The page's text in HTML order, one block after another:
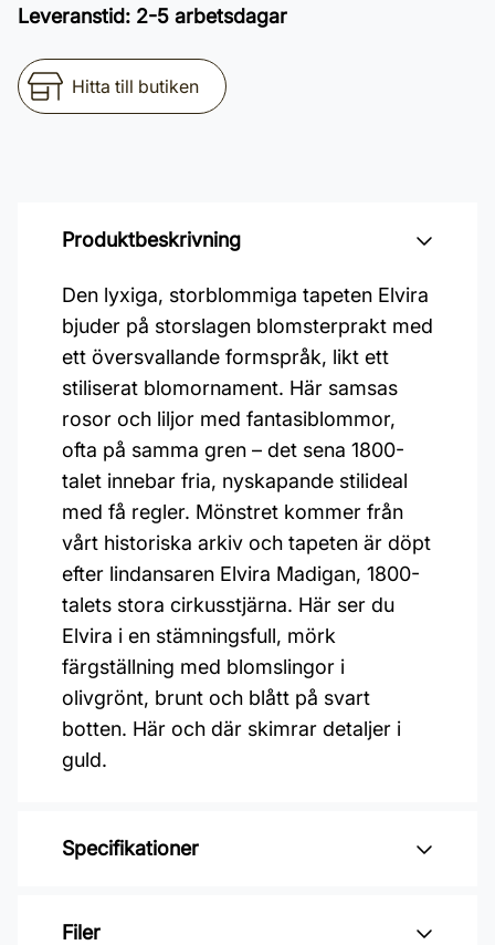
Leveranstid: 2-5 arbetsdagar
Hitta till butiken
Produktbeskrivning
Den lyxiga, storblommiga tapeten Elvira
bjuder på storslagen blomsterprakt med
ett översvallande formspråk, likt ett
stiliserat blomornament. Här samsas
rosor och liljor med fantasiblommor,
ofta på samma gren – det sena 1800-
talet innebar fria, nyskapande stilideal
med få regler. Mönstret kommer från
vårt historiska arkiv och tapeten är döpt
efter lindansaren Elvira Madigan, 1800-
talets stora cirkusstjärna. Här ser du
Elvira i en stämningsfull, mörk
färgställning med blomslingor i
olivgrönt, brunt och blått på svart
botten. Här och där skimrar detaljer i
guld.
Specifikationer
Varumärke: Boråstapeter
Filer